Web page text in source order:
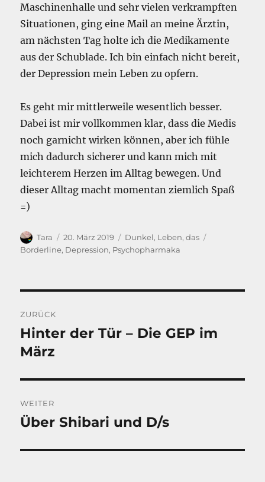
Maschinenhalle und sehr vielen verkrampften
Situationen, ging eine Mail an meine Ärztin,
am nächsten Tag holte ich die Medikamente
aus der Schublade. Ich bin einfach nicht bereit,
der Depression mein Leben zu opfern.
Es geht mir mittlerweile wesentlich besser.
Dabei ist mir vollkommen klar, dass die Medis
noch garnicht wirken können, aber ich fühle
mich dadurch sicherer und kann mich mit
leichterem Herzen im Alltag bewegen. Und
dieser Alltag macht momentan ziemlich Spaß
=)
Autor
Tara
Veröffentlicht
am
20. März 2019 Kategorien
Dunkel, Leben, das
Borderline, Depression, Psychopharmaka
ZURÜCK
Vorheriger
Beitrag:
Hinter der Tür – Die GEP im
März
WEITER
Nächster
Über Shibari und D/s